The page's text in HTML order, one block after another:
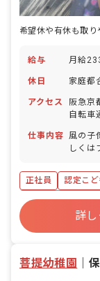
給与 月給
休日 家庭都
アクセス
阪急京
自転車
仕事内容 風の子
しくは
歩、室
（準備
・お昼
つ（
除機
など）
正社員 認定こど
ボーナス・賞与あ
寮・住宅・家賃補
昇給昇進あり
詳し
菩提幼稚園